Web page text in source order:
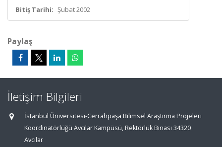
Bitiş Tarihi: Şubat 2002
Paylaş
İletişim Bilgileri
İstanbul Üniversitesi-Cerrahpaşa Bilimsel Araştırma Projeleri
Koordinatörlüğü Avcılar Kampüsü, Rektörlük Binası 34320
Avcılar